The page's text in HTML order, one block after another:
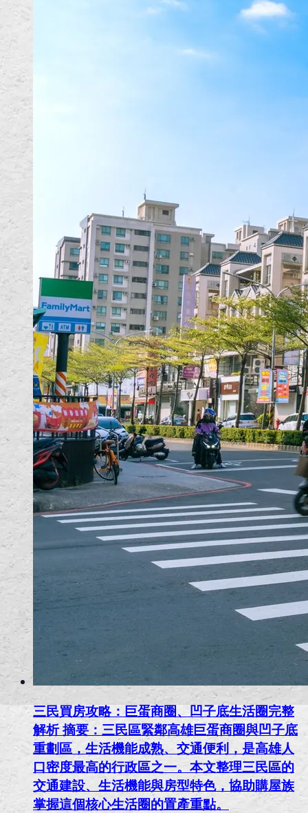
三民買房攻略：巨蛋商圈、凹子底生活圈完整
解析 摘要：三民區緊鄰高雄巨蛋商圈與凹子底
重劃區，生活機能成熟、交通便利，是高雄人
口密度最高的行政區之一。本文整理三民區的
交通建設、生活機能與房型特色，協助購屋族
掌握這個核心生活圈的置產重點。